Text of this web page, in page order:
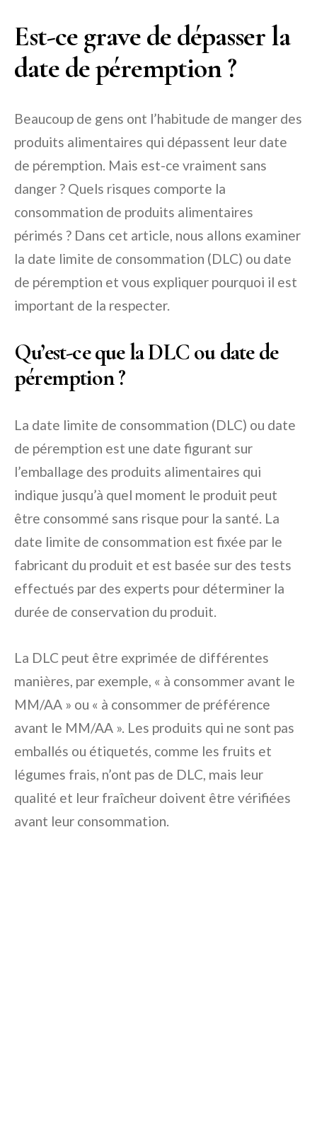
Est-ce grave de dépasser la
date de péremption ?
Beaucoup de gens ont l’habitude de manger des
produits alimentaires qui dépassent leur date
de péremption. Mais est-ce vraiment sans
danger ? Quels risques comporte la
consommation de produits alimentaires
périmés ? Dans cet article, nous allons examiner
la date limite de consommation (DLC) ou date
de péremption et vous expliquer pourquoi il est
important de la respecter.
Qu’est-ce que la DLC ou date de
péremption ?
La date limite de consommation (DLC) ou date
de péremption est une date figurant sur
l’emballage des produits alimentaires qui
indique jusqu’à quel moment le produit peut
être consommé sans risque pour la santé. La
date limite de consommation est fixée par le
fabricant du produit et est basée sur des tests
effectués par des experts pour déterminer la
durée de conservation du produit.
La DLC peut être exprimée de différentes
manières, par exemple, « à consommer avant le
MM/AA » ou « à consommer de préférence
avant le MM/AA ». Les produits qui ne sont pas
emballés ou étiquetés, comme les fruits et
légumes frais, n’ont pas de DLC, mais leur
qualité et leur fraîcheur doivent être vérifiées
avant leur consommation.